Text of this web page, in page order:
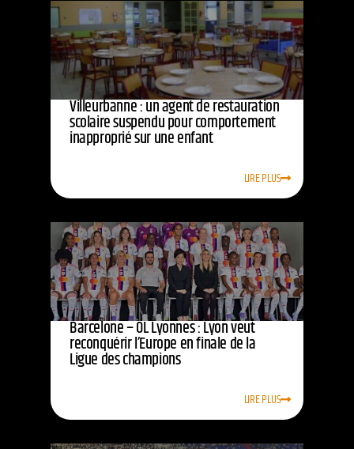
Villeurbanne : un agent de restauration
scolaire suspendu pour comportement
inapproprié sur une enfant
LIRE PLUS
Barcelone – OL Lyonnes : Lyon veut
reconquérir l’Europe en finale de la
Ligue des champions
LIRE PLUS